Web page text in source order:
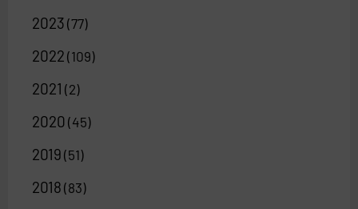
2023 (77)
2022 (109)
2021 (2)
2020 (45)
2019 (51)
2018 (83)